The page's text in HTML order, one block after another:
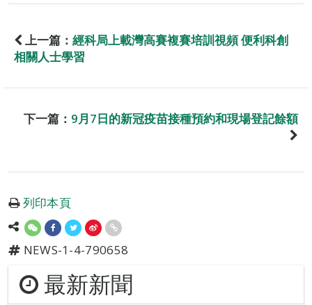
上一篇： 經科局上載灣高賽複賽培訓視頻 便利科創
相關人士學習
下一篇： 9月7日的新冠疫苗接種預約和現場登記餘額
列印本頁
NEWS-1-4-790658
最新新聞